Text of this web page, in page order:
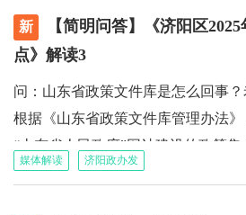
息公开规定，对信息公开作出具体部
南市济阳区人民政府办公室地址：济
任科室：政务公开科，0531-84232781
共利益或群众切身利益的事项。区
重大行政决策事项，报区委研究同意
新
【简明问答】《济阳区
点》解读3
问：山东省政策文件库是怎么回事？
根据《山东省政策文件库管理办法
“山东省人民政府”网站建设的政策
全省各级行政机关的政策文件，包括
媒体解读 济阳政办发